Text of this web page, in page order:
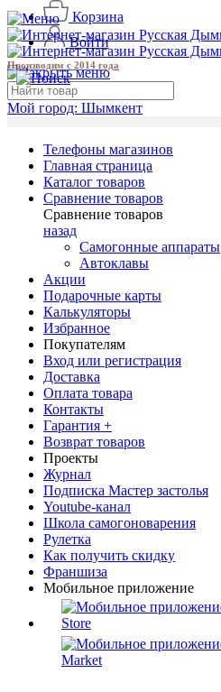
Корзина
Войти
Производим с 2014 года
Мой город: Шымкент
Телефоны магазинов
Главная страница
Каталог товаров
Сравнение товаров
Сравнение товаров
назад
Самогонные аппараты
Автоклавы
Акции
Подарочные карты
Калькуляторы
Избранное
Покупателям
Вход или регистрация
Доставка
Оплата товара
Контакты
Гарантия +
Возврат товаров
Проекты
Журнал
Подписка Мастер застолья
Youtube-канал
Школа самогоноварения
Рулетка
Как получить скидку
Франшиза
Мобильное приложение